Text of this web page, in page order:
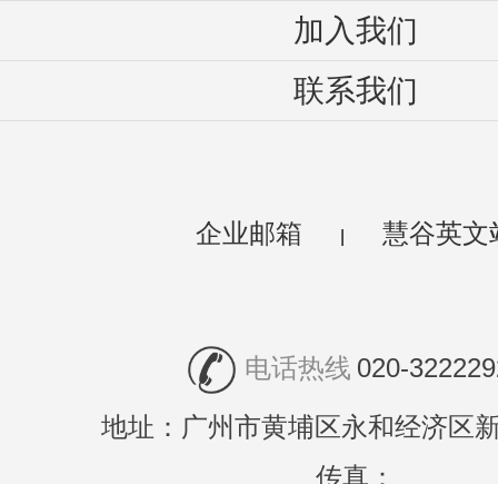
加入我们
联系我们
企业邮箱 慧谷英文
电话热线 020-
地址：广州市黄埔区永和经济区
传真：